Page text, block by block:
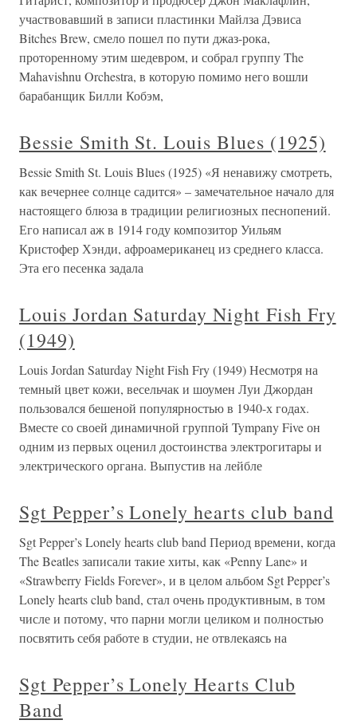
участвовавший в записи пластинки Майлза Дэвиса
Bitches Brew, смело пошел по пути джаз-рока,
проторенному этим шедевром, и собрал группу The
Mahavishnu Orchestra, в которую помимо него вошли
барабанщик Билли Кобэм,
Bessie Smith St. Louis Blues (1925)
Bessie Smith St. Louis Blues (1925) «Я ненавижу смотреть,
как вечернее солнце садится» – замечательное начало для
настоящего блюза в традиции религиозных песнопений.
Его написал аж в 1914 году композитор Уильям
Кристофер Хэнди, афроамериканец из среднего класса.
Эта его песенка задала
Louis Jordan Saturday Night Fish Fry
(1949)
Louis Jordan Saturday Night Fish Fry (1949) Несмотря на
темный цвет кожи, весельчак и шоумен Луи Джордан
пользовался бешеной популярностью в 1940-х годах.
Вместе со своей динамичной группой Tympany Five он
одним из первых оценил достоинства электрогитары и
электрического органа. Выпустив на лейбле
Sgt Pepper’s Lonely hearts club band
Sgt Pepper’s Lonely hearts club band Период времени, когда
The Beatles записали такие хиты, как «Penny Lane» и
«Strawberry Fields Forever», и в целом альбом Sgt Pepper’s
Lonely hearts club band, стал очень продуктивным, в том
числе и потому, что парни могли целиком и полностью
посвятить себя работе в студии, не отвлекаясь на
Sgt Pepper’s Lonely Hearts Club
Band